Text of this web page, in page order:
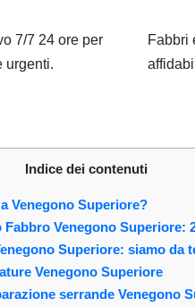
7/7 24 ore per
urgenti.
Fabbri
Indice dei contenuti
Venegono Superiore?
Venegono Superiore:
Superiore: siamo da
Venegono Superiore
serrande Venegono